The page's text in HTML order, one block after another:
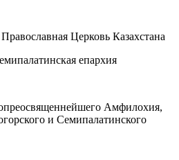
Церковь Казахстана
Амфилохия,
и Семипалатинского